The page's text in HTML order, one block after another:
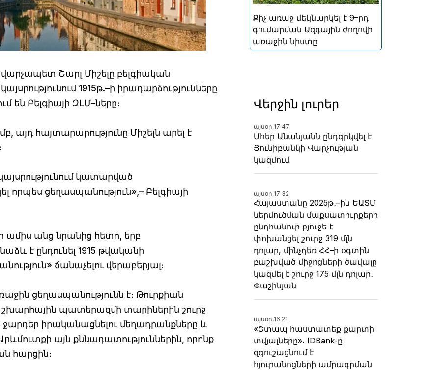
վարչապետ Շարլ Միշելը բելգիական
1915թ.–ի իրադարձությունները
են Բելգիայի ԶԼՄ–ները։
այդ հայտարարությունը Միշելն արել է
կատարված
որպես ցեղասպանություն»,– Բելգիայի
ամիս անց նրանից հետո, երբ
է ընդունել 1915 թվականի
ճանաչելու վերաբերյալ։
ցեղասպանությունն է։ Թուրքիան
պատերազմի տարիներին շուրջ
ջարդեր իրականացնելու մեղադրանքները և
այն քննադատություններին, որոնք
հարցին։
Հայաստանի 9-րդ գումարման
Ազգային ժողովի առաջին
նիստը
Քիչ առաջ մեկնարկել է 9–րդ
գումարման Ազգային ժողովի
առաջին նիստը
Վերջին լուրեր
այսօր,17:47
Մհեր Անանյանն ընդգրկվել է
Յունիբանկի Վարչության
կազմում
այսօր,17:32
Հայաստանը 2025թ․–ին ԵԱՏՄ
ներմուծման մաքսատուրքերի
ընդհանուր բյուջե է
փոխանցել շուրջ 319 մլն
դոլար, մինչդեռ ՀՀ–ի օգտին
բաշխված միջոցների ծավալը
կազմել է շուրջ 175 մլն դոլար․
Փաշինյան
այսօր,16:21
«Շտապ հաստատեք քարտի
տվյալները»․ IDBank-ը
զգուշացնում է
հյուրանոցների ամրագրման